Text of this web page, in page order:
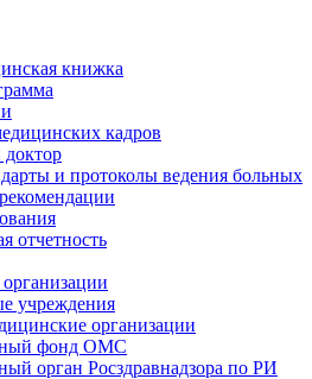
книжка
кадров
и протоколы ведения больных
отчетность
учреждения
организации
фонд ОМС
орган Росздравнадзора по РИ